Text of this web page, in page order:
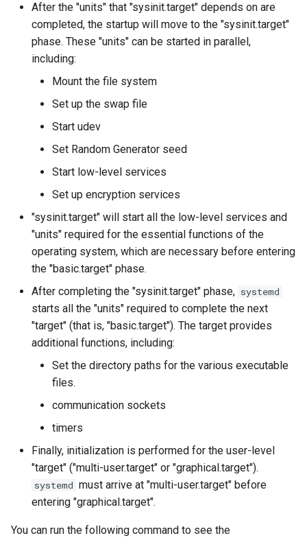
After the "units" that "sysinit.target" depends on are
completed, the startup will move to the "sysinit.target"
phase. These "units" can be started in parallel,
including:
Mount the file system
Set up the swap file
Start udev
Set Random Generator seed
Start low-level services
Set up encryption services
"sysinit.target" will start all the low-level services and
"units" required for the essential functions of the
operating system, which are necessary before entering
the "basic.target" phase.
After completing the "sysinit.target" phase, systemd
starts all the "units" required to complete the next
"target" (that is, "basic.target"). The target provides
additional functions, including:
Set the directory paths for the various executable
files.
communication sockets
timers
Finally, initialization is performed for the user-level
"target" ("multi-user.target" or "graphical.target").
systemd must arrive at "multi-user.target" before
entering "graphical.target".
You can run the following command to see the